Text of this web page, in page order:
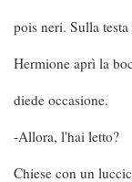
pois neri. Sulla
Hermione aprì la
diede occasione.
-Allora, l'hai letto?
Chiese con un